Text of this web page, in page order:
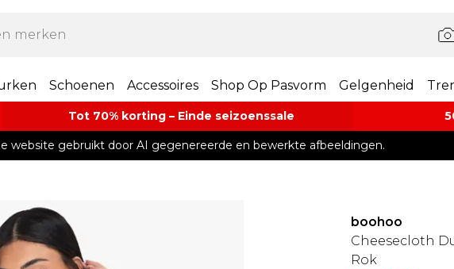
Schoenen Accessoires Shop Op Pasvorm Gelgenheid
Tot 70% korting – Einde seizoenssale
website gebruikt door AI gegenereerde en bewerkte afbeeldingen.
boohoo
Cheesecloth
Rok